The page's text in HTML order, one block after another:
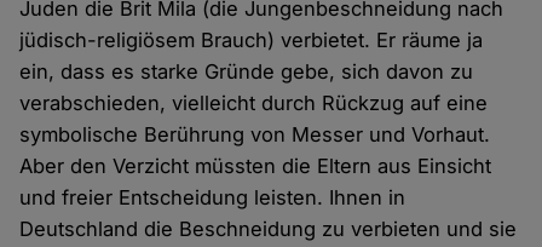
Juden die Brit Mila (die Jungenbeschneidung nach
jüdisch-religiösem Brauch) verbietet. Er räume ja
ein, dass es starke Gründe gebe, sich davon zu
verabschieden, vielleicht durch Rückzug auf eine
symbolische Berührung von Messer und Vorhaut.
Aber den Verzicht müssten die Eltern aus Einsicht
und freier Entscheidung leisten. Ihnen in
Deutschland die Beschneidung zu verbieten und sie